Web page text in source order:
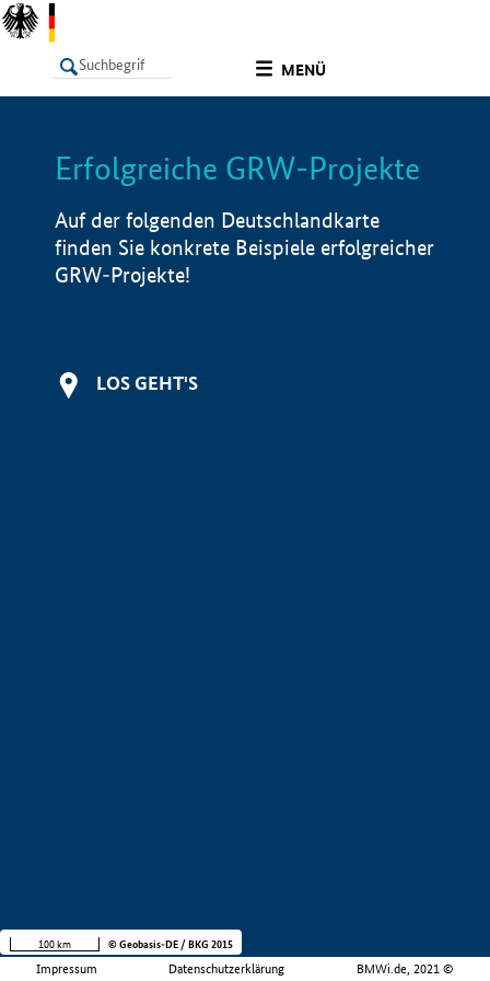
MENÜ
LISTE Info
Erfolgreiche GRW-Projekte
Auf der folgenden Deutschlandkarte
finden Sie konkrete Beispiele erfolgreicher
GRW-Projekte!
LOS GEHT'S
Impressum Datenschutzerklärung BMWi.de, 2021 ©
100 km © Geobasis-DE / BKG 2015